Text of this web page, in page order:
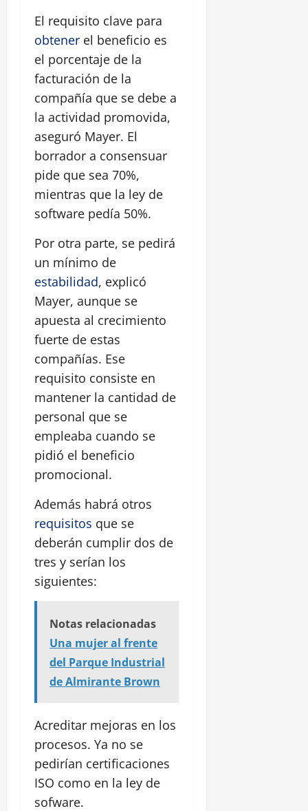
El requisito clave para
obtener el beneficio es
el porcentaje de la
facturación de la
compañía que se debe a
la actividad promovida,
aseguró Mayer. El
borrador a consensuar
pide que sea 70%,
mientras que la ley de
software pedía 50%.
Por otra parte, se pedirá
un mínimo de
estabilidad, explicó
Mayer, aunque se
apuesta al crecimiento
fuerte de estas
compañías. Ese
requisito consiste en
mantener la cantidad de
personal que se
empleaba cuando se
pidió el beneficio
promocional.
Además habrá otros
requisitos que se
deberán cumplir dos de
tres y serían los
siguientes:
Notas relacionadas
Una mujer al frente
del Parque Industrial
de Almirante Brown
Acreditar mejoras en los
procesos. Ya no se
pedirían certificaciones
ISO como en la ley de
sofware.